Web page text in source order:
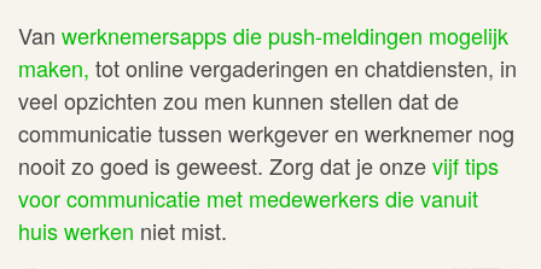
Van werknemersapps die push-meldingen mogelijk
maken, tot online vergaderingen en chatdiensten, in
veel opzichten zou men kunnen stellen dat de
communicatie tussen werkgever en werknemer nog
nooit zo goed is geweest. Zorg dat je onzevijf tips
voor communicatie met medewerkers die vanuit
huis werken niet mist.